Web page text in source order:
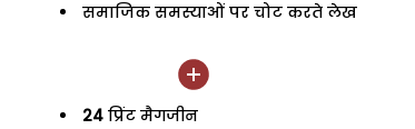
समाजिक समस्याओं पर चोट करते लेख
24 प्रिंट मैगजीन